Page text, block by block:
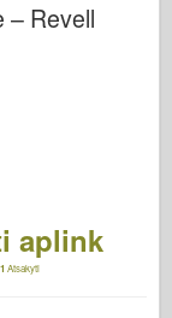
– Revell
aplink
1 Atsakyti